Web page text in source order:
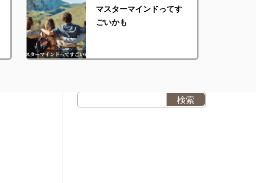
マスターマインドってす
ごいかも